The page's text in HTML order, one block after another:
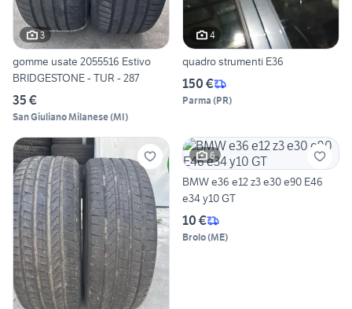
3
gomme usate 2055516 Estivo
BRIDGESTONE - TUR - 287
35 €
San Giuliano Milanese(MI)
4
quadro strumenti E36
150 €
Parma (PR)
6
BMW e36 e12 z3 e30 e90 E46
e34 y10 GT
10 €
Brolo(ME)